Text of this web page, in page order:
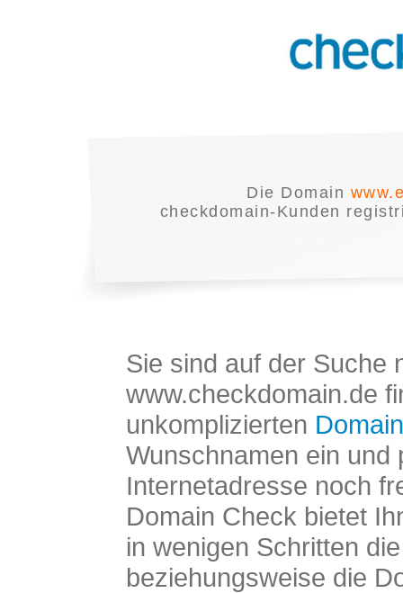
Die Domain
checkdomain-Kunden
Sie sind auf der Suche
www.checkdomain.de
unkomplizierten
Wunschnamen ein und
Internetadresse noch
Domain Check bietet
in wenigen Schritten
beziehungsweise die